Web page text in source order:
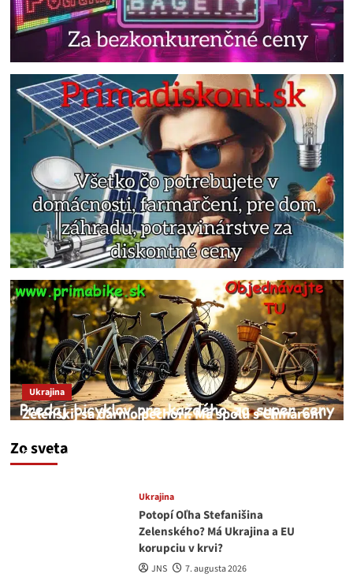
Zo sveta
Ukrajina
Zelenskij sa darmo pechorí. Má spolu s Chmarom
medvedar
Ukrajina
Potopí Oľha Stefanišina
Zelenského? Má Ukrajina a EU
korupciu v krvi?
JNS 7. augusta 2026